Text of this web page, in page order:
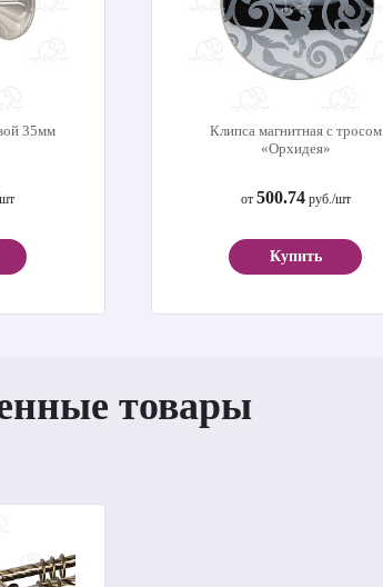
35мм
Клипса магнитная с тросом
«Орхидея»
от 500.74руб./шт
Купить
товары